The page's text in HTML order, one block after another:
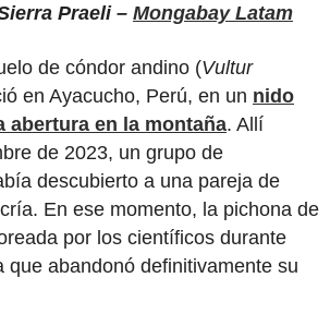
Praeli – Mongabay Latam
de cóndor andino (Vultur
en Ayacucho, Perú, en un nido
abertura en la montaña. Allí
de 2023, un grupo de
descubierto a una pareja de
En ese momento, la pichona de
por los científicos durante
que abandonó definitivamente su